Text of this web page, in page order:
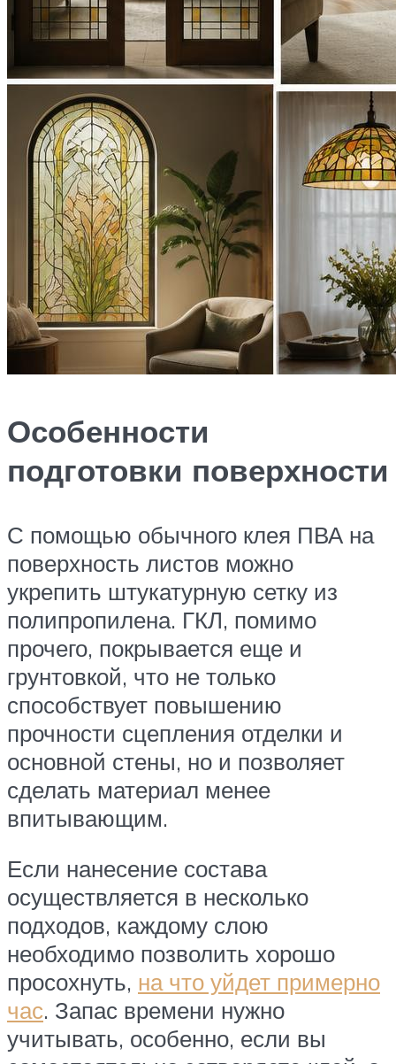
Особенности
подготовки поверхности
С помощью обычного клея ПВА на
поверхность листов можно
укрепить штукатурную сетку из
полипропилена. ГКЛ, помимо
прочего, покрывается еще и
грунтовкой, что не только
способствует повышению
прочности сцепления отделки и
основной стены, но и позволяет
сделать материал менее
впитывающим.
Если нанесение состава
осуществляется в несколько
подходов, каждому слою
необходимо позволить хорошо
просохнуть, на что уйдет примерно
час. Запас времени нужно
учитывать, особенно, если вы